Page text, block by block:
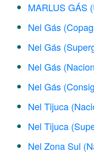
MARLUS GÁS
Nel Gás
Nel Gás
Nel Gás
Nel Gás
Nel Tijuca
Nel Tijuca
Nel Zona Sul